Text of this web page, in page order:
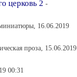
церковь 2 -
16.06.2019
проза, 15.06.2019
00:31